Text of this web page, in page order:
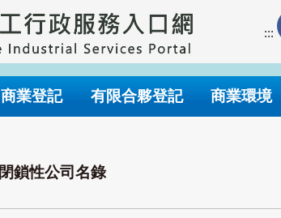
:::
商業登記 有限合夥登記 商業環境
閉鎖性公司名錄